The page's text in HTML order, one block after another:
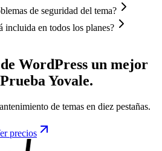
de seguridad del tema?
incluida en todos los planes?
WordPress un mejor
Prueba Yovale.
de temas en diez pestañas.
precios